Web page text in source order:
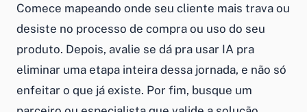
Comece mapeando onde seu cliente mais trava ou
desiste no processo de compra ou uso do seu
produto. Depois, avalie se dá pra usar IA pra
eliminar uma etapa inteira dessa jornada, e não só
enfeitar o que já existe. Por fim, busque um